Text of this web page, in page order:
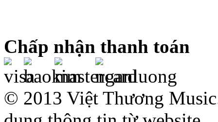
Chấp nhận thanh toán
© 2013 Việt Thương